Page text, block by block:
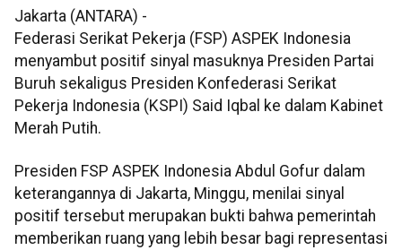
Jakarta (ANTARA) -
Federasi Serikat Pekerja (FSP) ASPEK Indonesia
menyambut positif sinyal masuknya Presiden Partai
Buruh sekaligus Presiden Konfederasi Serikat
Pekerja Indonesia (KSPI) Said Iqbal ke dalam Kabinet
Merah Putih.
Presiden FSP ASPEK Indonesia Abdul Gofur dalam
keterangannya di Jakarta, Minggu, menilai sinyal
positif tersebut merupakan bukti bahwa pemerintah
memberikan ruang yang lebih besar bagi representasi